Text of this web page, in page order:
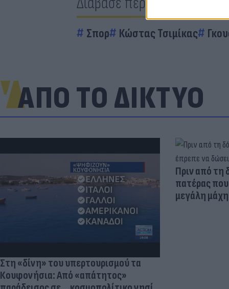
Σπορ Κώστας Τσιμίκας
ΑΠΟ ΤΟ ΔΙΚΤΥΟ
Στη «δίνη» του υπερτουρισμού τα
Κουφονήσια: Από «απάτητος»
Πριν από τη
πατέρας
μεγάλη μάχη